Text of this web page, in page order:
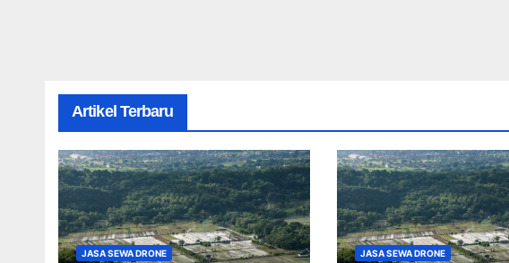
Artikel Terbaru
JASA SEWA DRONE JASA SEWA DRONE